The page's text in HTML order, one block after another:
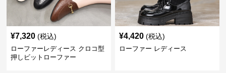
¥7,320 (税込)
ローファーレディース クロコ型
押しビットローファー
¥4,420 (税込)
ローファー レディース